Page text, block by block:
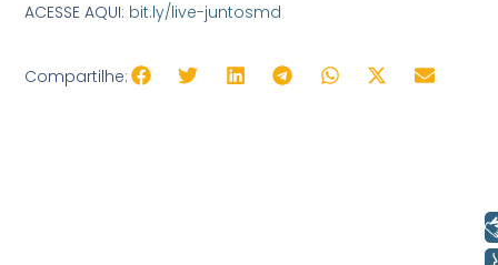
ACESSE AQUI: bit.ly/live-juntosmd
Compartilhe: